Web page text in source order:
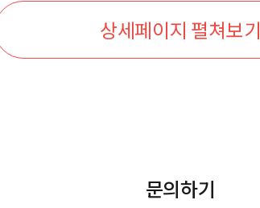
상세페이지 펼쳐보기
문의하기